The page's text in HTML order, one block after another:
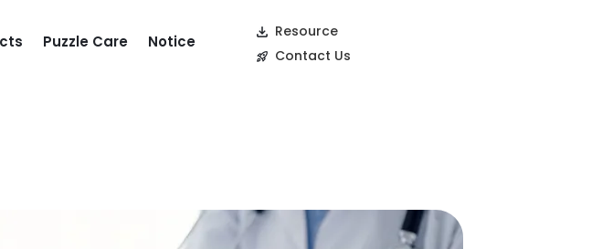
Puzzle Care Notice
Resource
Contact Us